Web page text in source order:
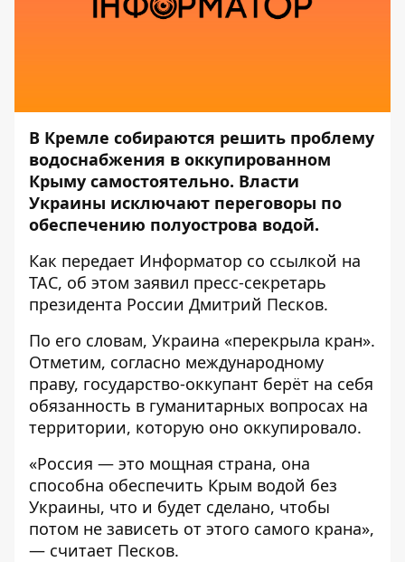
В Кремле собираются решить проблему
водоснабжения в оккупированном
Крыму самостоятельно. Власти
Украины исключают переговоры по
обеспечению полуострова водой.
Как передает Информатор со ссылкой на
ТАС, об этом заявил пресс-секретарь
президента России Дмитрий Песков.
По его словам, Украина «перекрыла кран».
Отметим, согласно международному
праву, государство-оккупант берёт на себя
обязанность в гуманитарных вопросах на
территории, которую оно оккупировало.
«Россия — это мощная страна, она
способна обеспечить Крым водой без
Украины, что и будет сделано, чтобы
потом не зависеть от этого самого крана»,
— считает Песков.